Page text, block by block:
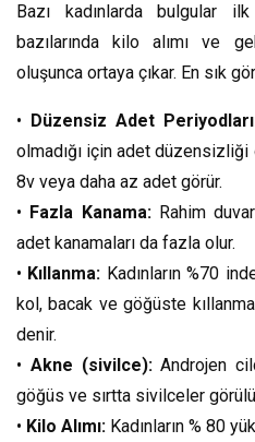
Bazı kadınlarda bulgular
bazılarında kilo alımı ve
oluşunca ortaya çıkar. En sık
• Düzensiz Adet
olmadığı için adet düzensizliği
8v veya daha az adet görür.
• Fazla Kanama:Rahim
adet kanamaları da fazla olur.
• Kıllanma: Kadınların %70
kol, bacak ve göğüste
denir.
• Akne (sivilce):Androjen
göğüs ve sırtta sivilceler
• Kilo Alımı: Kadınların % 80